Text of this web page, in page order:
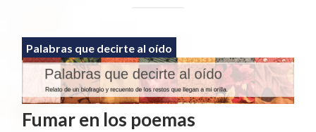
N
D
O
Palabras que decirte al oído
Fumar en los poemas